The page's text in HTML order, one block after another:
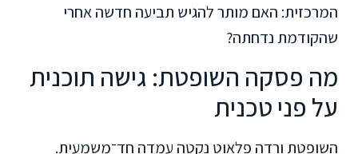
המרכזית: האם מותר להגיש תביעה חדשה אחרי
שהקודמת נדחתה?
מה פסקה השופטת: גישה תוכנית
על פני טכנית
השופטת ורדה פלאוט נקטה עמדה חד־משמעית.